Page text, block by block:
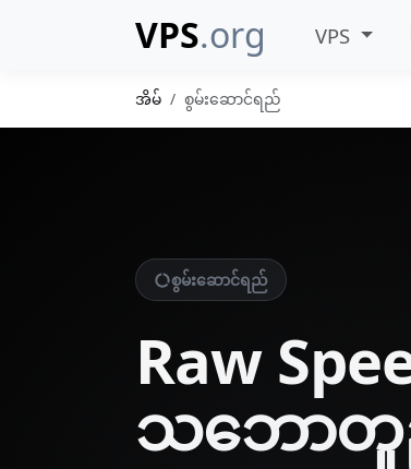
VPS.org VPS
အိမ် စွမ်းဆောင်ရည်
စွမ်းဆောင်ရည်
Raw
သဘောတူ